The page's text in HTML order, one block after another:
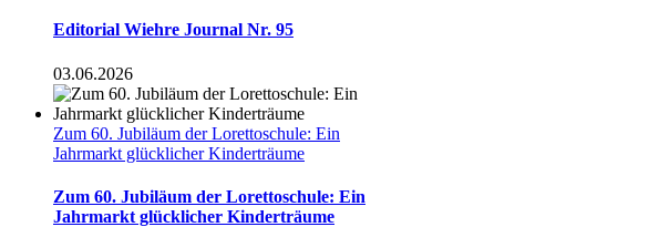
Editorial Wiehre Journal Nr. 95
03.06.2026
Zum 60. Jubiläum der Lorettoschule: Ein
Jahrmarkt glücklicher Kinderträume
Zum 60. Jubiläum der Lorettoschule: Ein
Jahrmarkt glücklicher Kinderträume